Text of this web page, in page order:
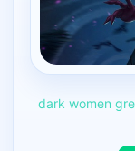
dark women